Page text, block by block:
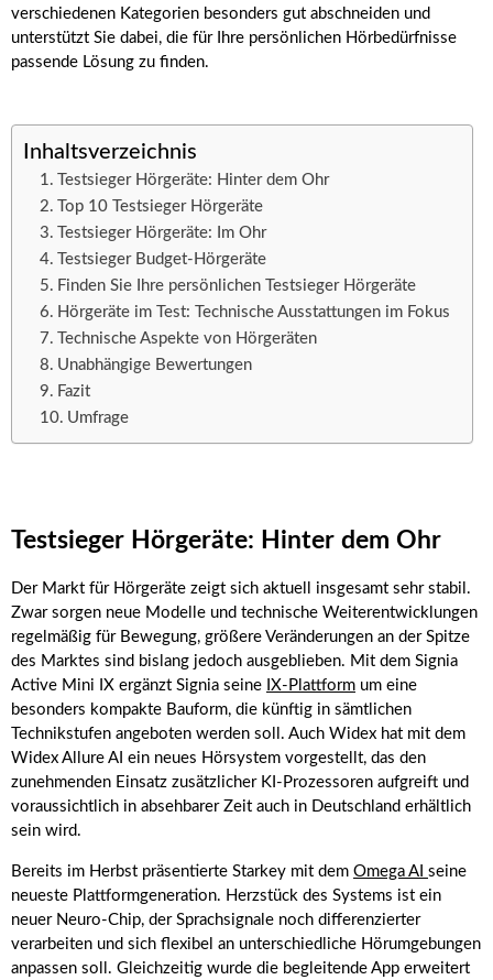
verschiedenen Kategorien besonders gut abschneiden und
unterstützt Sie dabei, die für Ihre persönlichen Hörbedürfnisse
passende Lösung zu finden.
Inhaltsverzeichnis
Testsieger Hörgeräte: Hinter dem Ohr
Top 10 Testsieger Hörgeräte
Testsieger Hörgeräte: Im Ohr
Testsieger Budget-Hörgeräte
Finden Sie Ihre persönlichen Testsieger Hörgeräte
Hörgeräte im Test: Technische Ausstattungen im Fokus
Technische Aspekte von Hörgeräten
Unabhängige Bewertungen
Fazit
Umfrage
Testsieger Hörgeräte: Hinter dem Ohr
Der Markt für Hörgeräte zeigt sich aktuell insgesamt sehr stabil.
Zwar sorgen neue Modelle und technische Weiterentwicklungen
regelmäßig für Bewegung, größere Veränderungen an der Spitze
des Marktes sind bislang jedoch ausgeblieben. Mit dem Signia
Active Mini IX ergänzt Signia seine IX-Plattform um eine
besonders kompakte Bauform, die künftig in sämtlichen
Technikstufen angeboten werden soll. Auch Widex hat mit dem
Widex Allure AI ein neues Hörsystem vorgestellt, das den
zunehmenden Einsatz zusätzlicher KI-Prozessoren aufgreift und
voraussichtlich in absehbarer Zeit auch in Deutschland erhältlich
sein wird.
Bereits im Herbst präsentierte Starkey mit dem Omega AI seine
neueste Plattformgeneration. Herzstück des Systems ist ein
neuer Neuro-Chip, der Sprachsignale noch differenzierter
verarbeiten und sich flexibel an unterschiedliche Hörumgebungen
anpassen soll. Gleichzeitig wurde die begleitende App erweitert